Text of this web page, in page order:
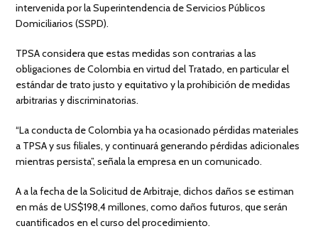
intervenida por la Superintendencia de Servicios Públicos
Domiciliarios (SSPD).
TPSA considera que estas medidas son contrarias a las
obligaciones de Colombia en virtud del Tratado, en particular el
estándar de trato justo y equitativo y la prohibición de medidas
arbitrarias y discriminatorias.
“La conducta de Colombia ya ha ocasionado pérdidas materiales
a TPSA y sus filiales, y continuará generando pérdidas adicionales
mientras persista”, señala la empresa en un comunicado.
A a la fecha de la Solicitud de Arbitraje, dichos daños se estiman
en más de US$198,4 millones, como daños futuros, que serán
cuantificados en el curso del procedimiento.